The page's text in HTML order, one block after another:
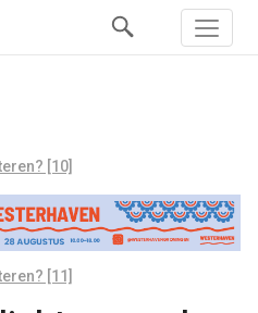
[10]
[11]